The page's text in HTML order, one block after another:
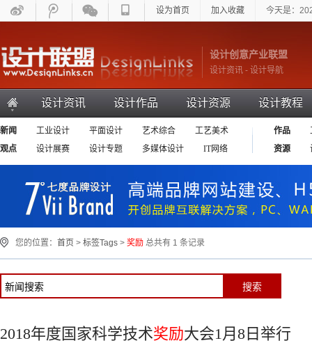
设为首页 加入收藏 今天是：
设计创意产业联盟
设计资讯 - 设计导航
设计资讯 设计作品 设计资源 设计教程
新闻 工业设计 平面设计 艺术综合
工艺美术
环艺设计
观点 设计展赛 设计专题 多媒体设计
IT网络
设计相关
作品
资源
您的位置： 首页 > 标签Tags > 奖励 总共有 1 条记录
2018年度国家科学技术奖励大会1月8日举行